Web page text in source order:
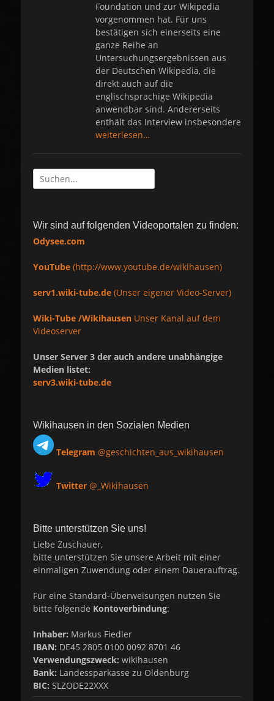
Foundation und zur Wikipedia
vorgenommen hat. Für uns
bestätigen sich einerseits eine
ganze Reihe an
Untersuchungsergebnissen aus
der Deutschen Wikipedia, die
direkt auch auf die
englischsprachige Wikipedia
anwendbar sind. Andererseits
enthält das Interview insbesondere
weiterlesen…
Suche
nach:
Wir sind auf folgenden Videoportalen zu finden:
Odysee.com
YouTube (http://www.youtube.de/wikihausen)
serv1.wiki-tube.de (Unser eigener Video-Server)
Wiki-Tube /Wikihausen Unser Kanal auf dem
Videoserver
Unser Server 3 der auch andere unabhängige
Medien listet:
serv3.wiki-tube.de
Wikihausen in den Sozialen Medien
Telegram @geschichten_aus_wikihausen
Twitter @_Wikihausen
Bitte unterstützen Sie uns!
Liebe Zuschauer,
bitte unterstützen Sie unsere Arbeit mit einer
einmaligen Zuwendung oder einem Dauerauftrag.
Für eine Standard-Überweisungen nutzen Sie
bitte folgende Kontoverbindung:
Inhaber: Markus Fiedler
IBAN: DE45 2805 0100 0092 8701 46
Verwendungszweck: wikihausen
Bank: Landessparkasse zu Oldenburg
BIC: SLZODE22XXX